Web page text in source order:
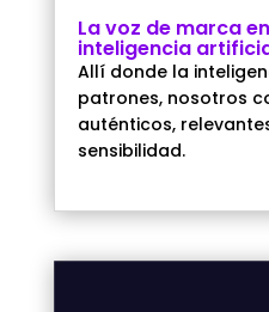
La voz de marca
inteligencia
Allí donde la
patrones, nosotros
auténticos,
sensibilidad.